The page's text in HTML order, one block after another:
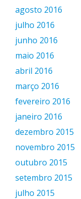
agosto 2016
julho 2016
junho 2016
maio 2016
abril 2016
março 2016
fevereiro 2016
janeiro 2016
dezembro 2015
novembro 2015
outubro 2015
setembro 2015
julho 2015